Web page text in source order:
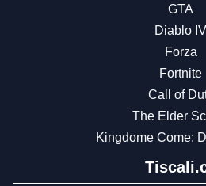
GTA
Diablo IV
Forza
Fortnite
Call of
The Elder
Kingdome Come: